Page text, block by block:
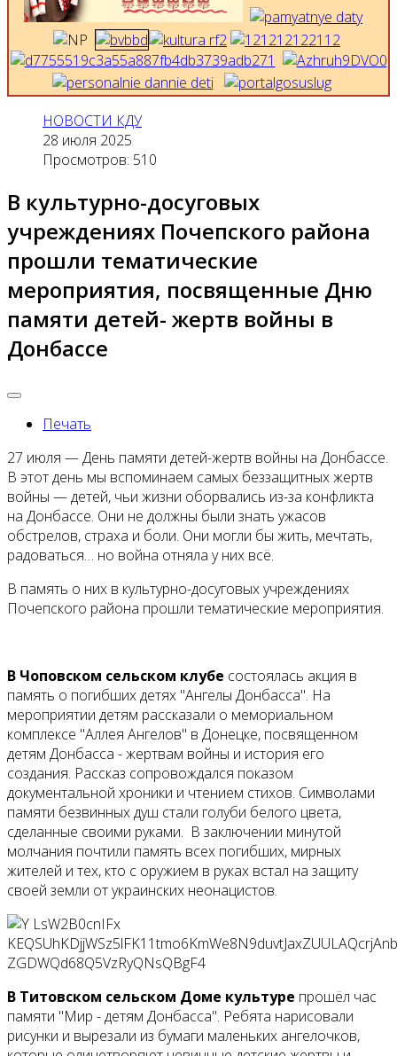
НОВОСТИ КДУ
28 июля 2025
Просмотров: 510
В культурно-досуговых
учреждениях Почепского района
прошли тематические
мероприятия, посвященные Дню
памяти детей- жертв войны в
Донбассе
Печать
27 июля — День памяти детей-жертв войны на Донбассе.
В этот день мы вспоминаем самых беззащитных жертв
войны — детей, чьи жизни оборвались из-за конфликта
на Донбассе. Они не должны были знать ужасов
обстрелов, страха и боли. Они могли бы жить, мечтать,
радоваться… но война отняла у них всё.
В память о них в культурно-досуговых учреждениях
Почепского района прошли тематические мероприятия.
В Чоповском сельском клубе состоялась акция в
память о погибших детях "Ангелы Донбасса". На
мероприятии детям рассказали о мемориальном
комплексе "Аллея Ангелов" в Донецке, посвященном
детям Донбасса - жертвам войны и история его
создания. Рассказ сопровождался показом
документальной хроники и чтением стихов. Символами
памяти безвинных душ стали голуби белого цвета,
сделанные своими руками. В заключении минутой
молчания почтили память всех погибших, мирных
жителей и тех, кто с оружием в руках встал на защиту
своей земли от украинских неонацистов.
В Титовском сельском Доме культуре прошёл час
памяти "Мир - детям Донбасса". Ребята нарисовали
рисунки и вырезали из бумаги маленьких ангелочков,